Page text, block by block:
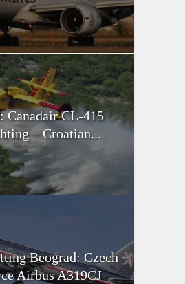
Canadair CL-415
– Croatian...
Beograd: Czech
Airbus A319CJ